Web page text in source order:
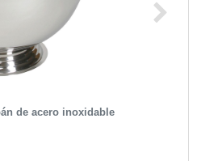
de acero inoxidable